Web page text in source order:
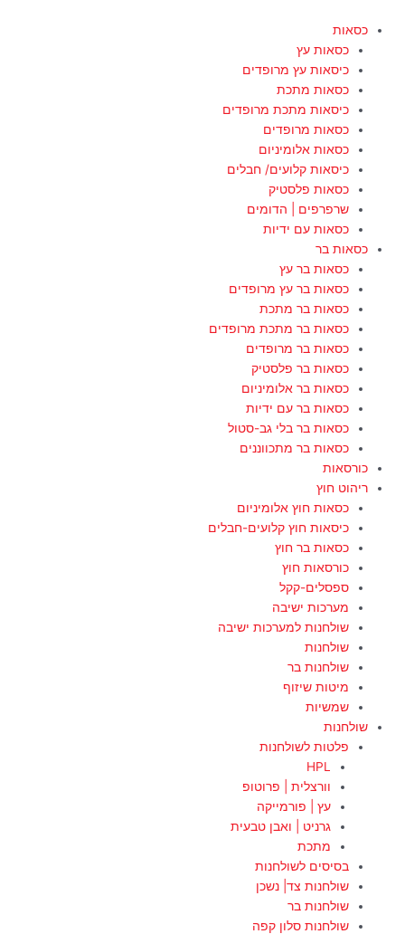
כסאות
כסאות עץ
כיסאות עץ מרופדים
כסאות מתכת
כיסאות מתכת מרופדים
כסאות מרופדים
כסאות אלומיניום
כיסאות קלועים/ חבלים
כסאות פלסטיק
שרפרפים | הדומים
כסאות עם ידיות
כסאות בר
כסאות בר עץ
כסאות בר עץ מרופדים
כסאות בר מתכת
כסאות בר מתכת מרופדים
כסאות בר מרופדים
כסאות בר פלסטיק
כסאות בר אלומיניום
כסאות בר עם ידיות
כסאות בר בלי גב-סטול
כסאות בר מתכווננים
כורסאות
ריהוט חוץ
כסאות חוץ אלומיניום
כיסאות חוץ קלועים-חבלים
כסאות בר חוץ
כורסאות חוץ
ספסלים-קקל
מערכות ישיבה
שולחנות למערכות ישיבה
שולחנות
שולחנות בר
מיטות שיזוף
שמשיות
שולחנות
פלטות לשולחנות
HPL
וורצלית | פרוטופ
עץ | פורמייקה
גרניט | ואבן טבעית
מתכת
בסיסים לשולחנות
שולחנות צד| נשכן
שולחנות בר
שולחנות סלון קפה